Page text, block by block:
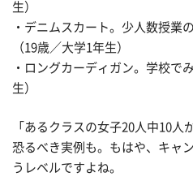
生）
・デニムスカート。少人数授業
（19歳／大学1年生）
・ロングカーディガン。学校で
生）
「あるクラスの女子20人中10人
恐るべき実例も。もはや、キャ
うレベルですよね。